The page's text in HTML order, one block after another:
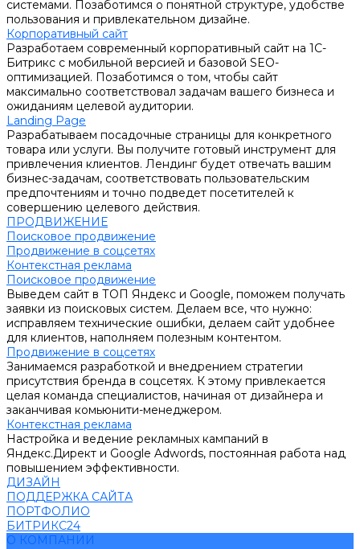
системами. Позаботимся о понятной структуре, удобстве
пользования и привлекательном дизайне.
Корпоративный сайт
Разработаем современный корпоративный сайт на 1С-
Битрикс с мобильной версией и базовой SEO-
оптимизацией. Позаботимся о том, чтобы сайт
максимально соответствовал задачам вашего бизнеса и
ожиданиям целевой аудитории.
Landing Page
Разрабатываем посадочные страницы для конкретного
товара или услуги. Вы получите готовый инструмент для
привлечения клиентов. Лендинг будет отвечать вашим
бизнес-задачам, соответствовать пользовательским
предпочтениям и точно подведет посетителей к
совершению целевого действия.
ПРОДВИЖЕНИЕ
Поисковое продвижение
Продвижение в соцсетях
Контекстная реклама
Поисковое продвижение
Выведем сайт в ТОП Яндекс и Google, поможем получать
заявки из поисковых систем. Делаем все, что нужно:
исправляем технические ошибки, делаем сайт удобнее
для клиентов, наполняем полезным контентом.
Продвижение в соцсетях
Занимаемся разработкой и внедрением стратегии
присутствия бренда в соцсетях. К этому привлекается
целая команда специалистов, начиная от дизайнера и
заканчивая комьюнити-менеджером.
Контекстная реклама
Настройка и ведение рекламных кампаний в
Яндекс.Директ и Google Adwords, постоянная работа над
повышением эффективности.
ДИЗАЙН
ПОДДЕРЖКА САЙТА
ПОРТФОЛИО
БИТРИКС24
О КОМПАНИИ